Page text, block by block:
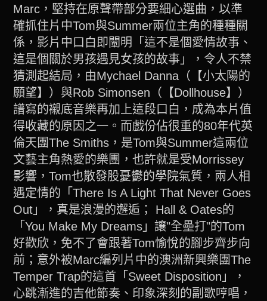
Marc，堅持在原聲帶部分要細心選曲，以準
確抓住片中Tom與Summer兩位主角的種種關
係，影片中口白即闡明「這不是個愛情故事、
這是個關於男孩遇見女孩的故事」，令人不禁
猜測起結局，由Mychael Danna（【小太陽的
願望】）與Rob Simonsen（【Dollhouse】）
譜寫的襯底音樂再加上這段口白，成為本片值
得收藏的原因之一。而戲份佔很重的80年代英
倫天團The Smiths，是Tom與Summer這兩位
文藝主角熱愛的樂團，也許就是受Morrissey
影響，Tom也散發股憂鬱的學院氣質，兩人相
遇定情的「There Is A Light That Never Goes
Out」，真是浪漫的邂逅； Hall & Oates的
「You Make My Dreams」讓"全壘打"的Tom
好歡欣，免不了會跟著Tom愉悅的腳步齊步向
前；意外被Marc編列片中的澳洲新興樂團The
Temper Trap的這首「Sweet Disposition」，
心跳漸進的吉他節奏、印象深刻的副歌哼唱，